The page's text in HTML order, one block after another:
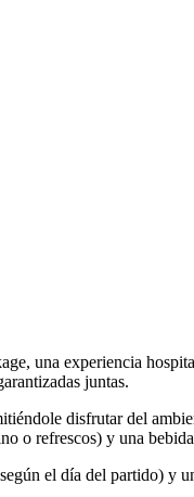
una experiencia
juntas.
disfrutar del
o refrescos) y una
el día del partido) y